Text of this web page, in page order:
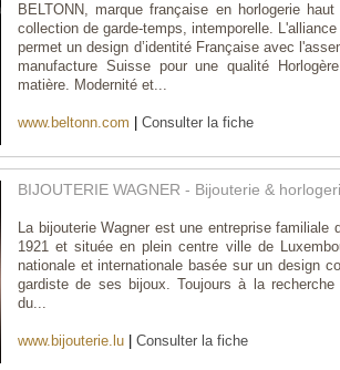
BELTONN, marque française en horlogerie
collection de garde-temps, intemporelle.
permet un design d’identité Française avec
manufacture Suisse pour une qualité
matière. Modernité et...
www.beltonn.com Consulter la fiche
BIJOUTERIE WAGNER - Bijouterie &
La bijouterie Wagner est une entreprise familiale
1921 et située en plein centre ville de
nationale et internationale basée sur un design
gardiste de ses bijoux. Toujours à la
du...
www.bijouterie.lu Consulter la fiche